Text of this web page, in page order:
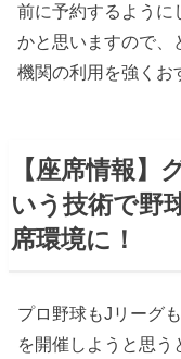
前に予約するように
かと思いますので、
機関の利用を強くお
【座席情報】
いう技術で野
席環境に！
プロ野球もJリーグ
を開催しようと思う